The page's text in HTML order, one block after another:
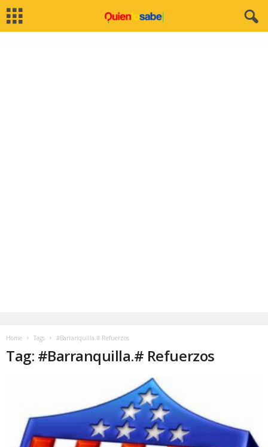
Home Tags #Barranquilla.# Refuerzos
Tag: #Barranquilla.# Refuerzos